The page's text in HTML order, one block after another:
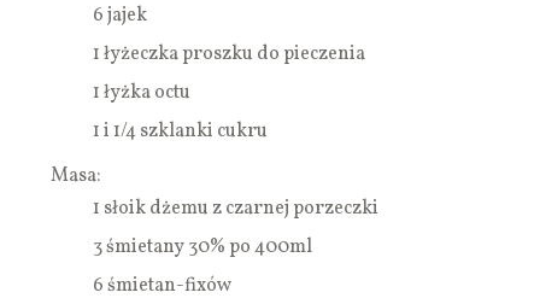
6 jajek
1 łyżeczka proszku do pieczenia
1 łyżka octu
1 i 1/4 szklanki cukru
Masa:
1 słoik dżemu z czarnej porzeczki
3 śmietany 30% po 400ml
6 śmietan-fixów